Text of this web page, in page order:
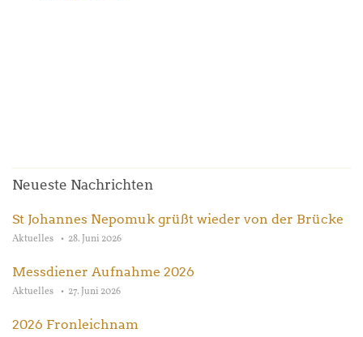
Neueste Nachrichten
St Johannes Nepomuk grüßt wieder von der Brücke
Aktuelles 28. Juni 2026
Messdiener Aufnahme 2026
Aktuelles 27. Juni 2026
2026 Fronleichnam